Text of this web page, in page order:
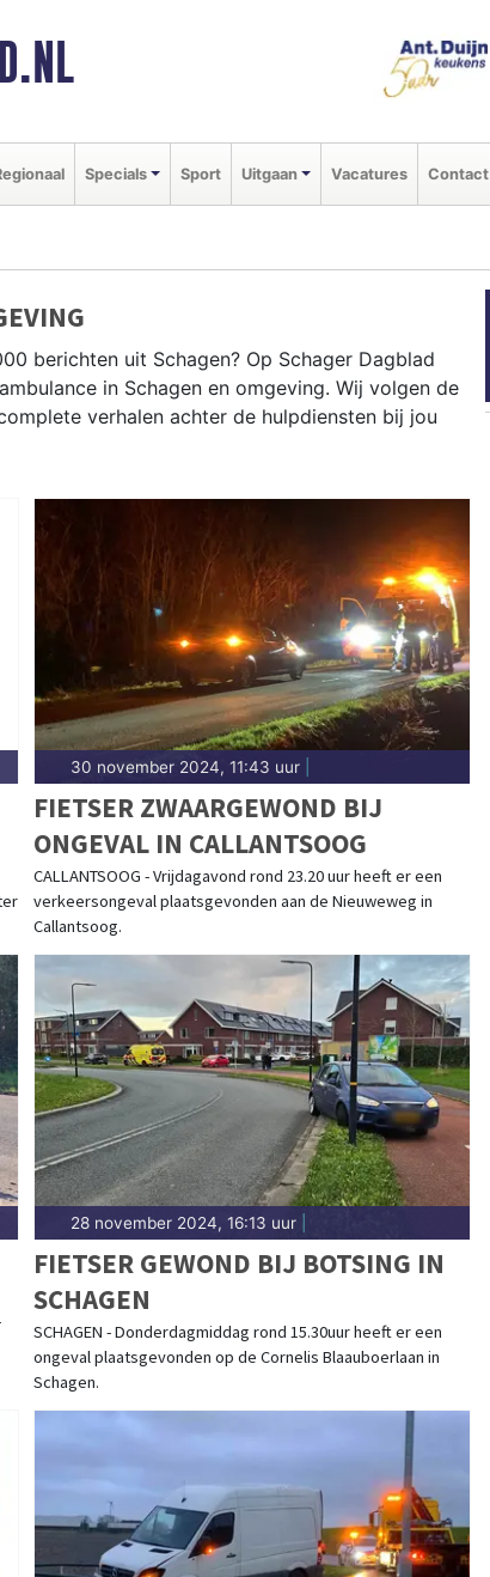
Specials Sport Uitgaan Vacatures Contact
berichten uit Schagen? Op Schager Dagblad
in Schagen en omgeving. Wij volgen de
verhalen achter de hulpdiensten bij jou
in Schagen centrum, Warmenhuizen,
het 112-nieuws.
30 november 2024, 11:43 uur|
FIETSER ZWAARGEWOND BIJ
ONGEVAL IN CALLANTSOOG
CALLANTSOOG - Vrijdagavond rond 23.20 uur heeft er een
verkeersongeval plaatsgevonden aan de Nieuweweg in
Callantsoog.
28 november 2024, 16:13 uur|
FIETSER GEWOND BIJ BOTSING IN
SCHAGEN
SCHAGEN - Donderdagmiddag rond 15.30uur heeft er een
ongeval plaatsgevonden op de Cornelis Blaauboerlaan in
Schagen.